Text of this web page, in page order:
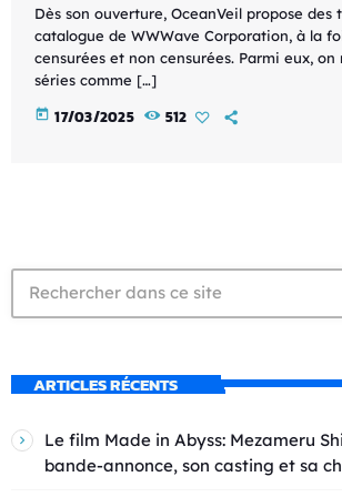
Dès son ouverture, OceanVeil propose des
catalogue de WWWave Corporation, à la
censurées et non censurées. Parmi eux, on
séries comme […]
today 17/03/2025 512
ARTICLES RÉCENTS
Le film Made in Abyss: Mezameru
bande-annonce, son casting et sa